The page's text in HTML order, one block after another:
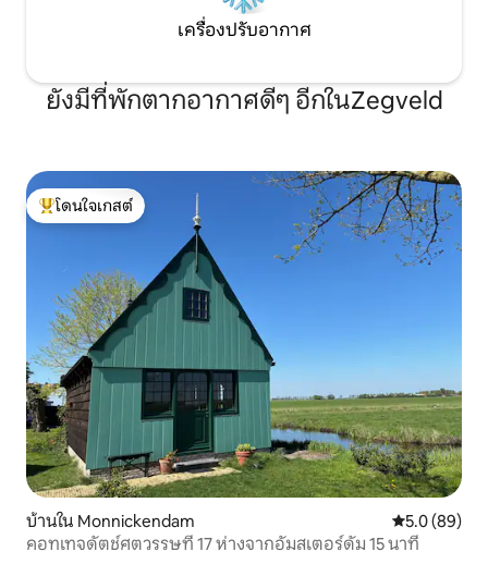
เครื่องปรับอากาศ
ยังมีที่พักตากอากาศดีๆ อีกในZegveld
โดนใจเกสต์ที่สุด
โดนใจเกสต์
บ้านใน Monnickendam คะแนนเฉลี่ย
5.0 (89)
คอทเทจดัตช์ศตวรรษที่ 17 ห่างจากอัมสเตอร์ดัม 15 นาที